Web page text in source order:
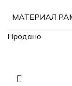
МАТЕРИАЛ
Продано